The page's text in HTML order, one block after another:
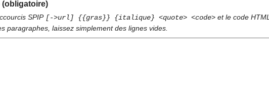
(obligatoire)
SPIP [->url] {{gras}} {italique} <quote> <code> et le code HTML
paragraphes, laissez simplement des lignes vides.